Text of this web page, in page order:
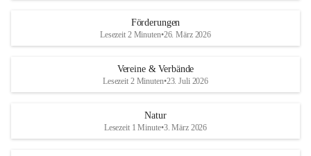
Förderungen
Lesezeit 2 Minuten•26. März 2026
Vereine & Verbände
Lesezeit 2 Minuten•23. Juli 2026
Natur
Lesezeit 1 Minute•3. März 2026